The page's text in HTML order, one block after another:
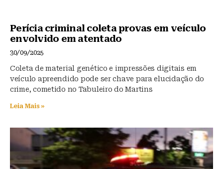
Perícia criminal coleta provas em veículo
envolvido em atentado
30/09/2025
Coleta de material genético e impressões digitais em
veículo apreendido pode ser chave para elucidação do
crime, cometido no Tabuleiro do Martins
Leia Mais »